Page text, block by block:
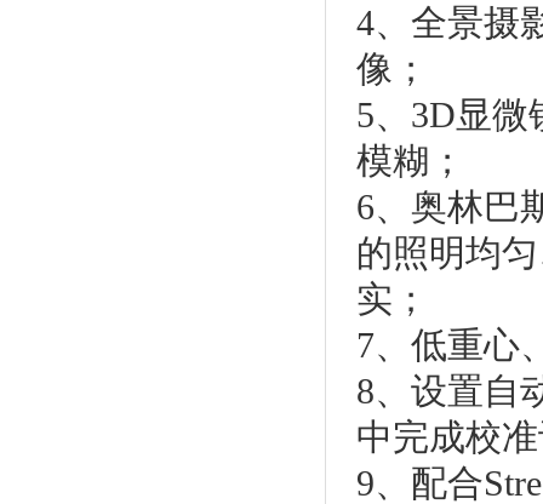
4、全景摄
像；
5、3D显
模糊；
6、奥林巴
的照明均
实；
7、低重心
8、设置自
中完成校
9、配合